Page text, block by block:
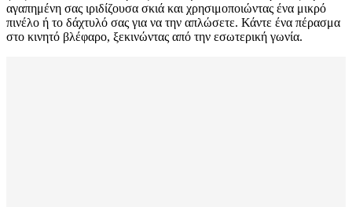
αγαπημένη σας ιριδίζουσα σκιά και χρησιμοποιώντας ένα μικρό
πινέλο ή το δάχτυλό σας για να την απλώσετε. Κάντε ένα πέρασμα
στο κινητό βλέφαρο, ξεκινώντας από την εσωτερική γωνία.